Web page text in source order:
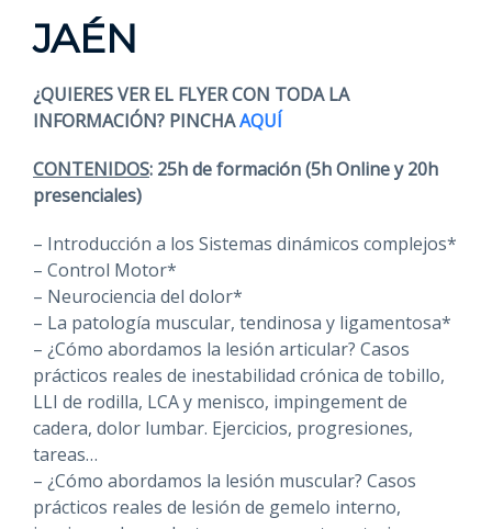
JAÉN
¿QUIERES VER EL FLYER CON TODA LA
INFORMACIÓN? PINCHAAQUÍ
CONTENIDOS: 25h de formación (5h Online y 20h
presenciales)
– Introducción a los Sistemas dinámicos complejos*
– Control Motor*
– Neurociencia del dolor*
– La patología muscular, tendinosa y ligamentosa*
– ¿Cómo abordamos la lesión articular? Casos
prácticos reales de inestabilidad crónica de tobillo,
LLI de rodilla, LCA y menisco, impingement de
cadera, dolor lumbar. Ejercicios, progresiones,
tareas…
– ¿Cómo abordamos la lesión muscular? Casos
prácticos reales de lesión de gemelo interno,